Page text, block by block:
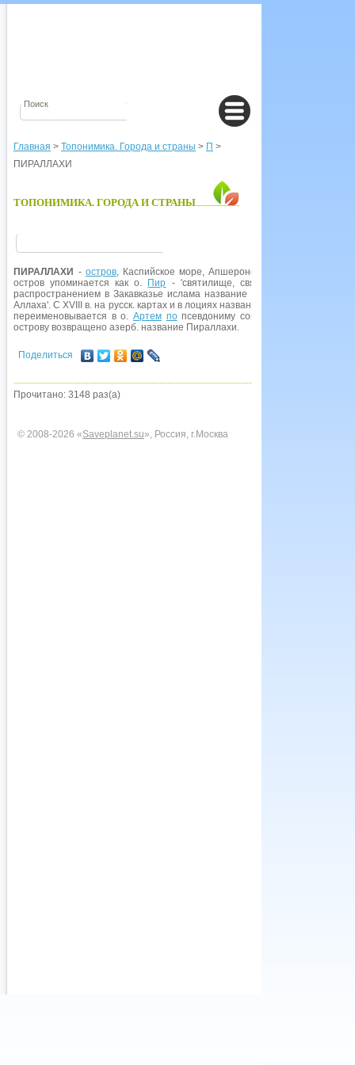
Главная > Топонимика. Города и страны > П >
ПИРАЛЛАХИ
ТОПОНИМИКА. ГОРОДА И СТРАНЫ
ПИРАЛЛАХИ - остров, Каспийское море, Апшеронский арх.,
остров упоминается как о.
Пир - 'святилище, святое место', в XIV
распространением в Закавказье ислама название приобретает
Аллаха'. С XVIII в. на русск. картах и в лоциях название приводится в виде
переименовывается в о. Артем попсевдониму сов. парт, и гос.
острову возвращено азерб. название Пираллахи.
Поделиться
Прочитано: 3148 раз(а)
© 2008-2026 «Saveplanet.su», Россия, г.Москва